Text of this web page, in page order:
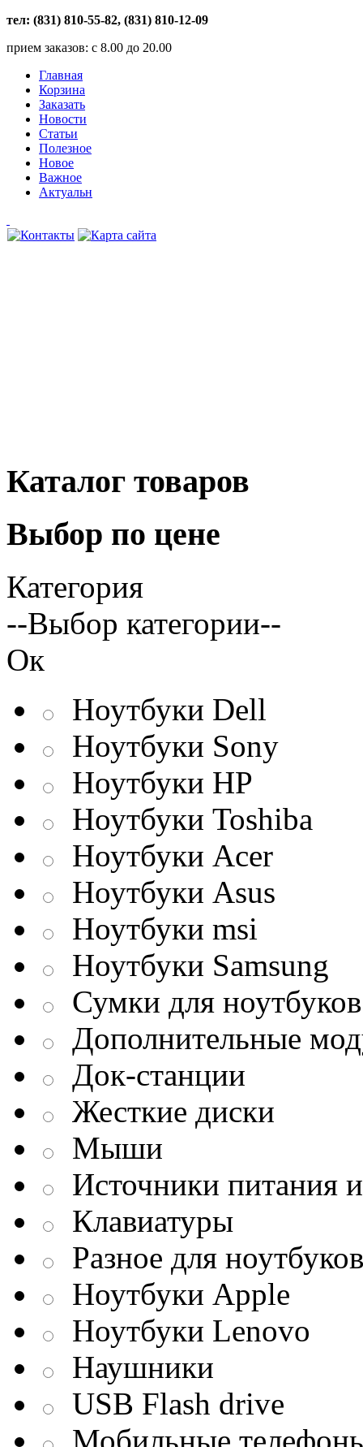
тел: (831) 810-55-82, (831) 810-12-09
прием заказов: с 8.00 до 20.00
Главная
Корзина
Заказать
Новости
Статьи
Полезное
Новое
Важное
Актуальн
Каталог товаров
Выбор по цене
Категория
--Выбор категории--
Ок
Ноутбуки Dell
Ноутбуки Sony
Ноутбуки HP
Ноутбуки Toshiba
Ноутбуки Acer
Ноутбуки Asus
Ноутбуки msi
Ноутбуки Samsung
Сумки для ноутбуков
Дополнительные
Док-станции
Жесткие диски
Мыши
Источники питания
Клавиатуры
Разное для ноутбуков
Ноутбуки Apple
Ноутбуки Lenovo
Наушники
USB Flash drive